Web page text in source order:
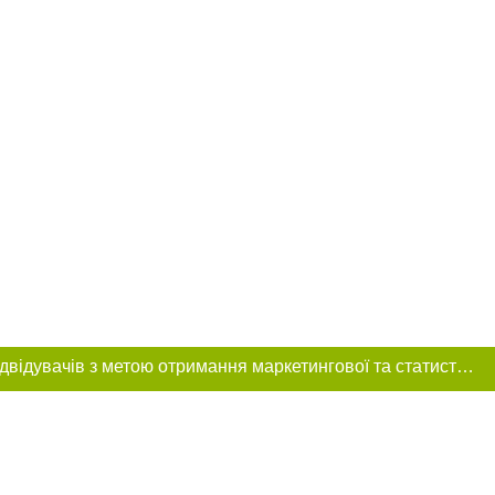
Цей сайт використовує «cookies». Також веб-сайт використовує інтернет-сервіс для збору технічних даних стосовно відвідувачів з метою отримання маркетингової та статистичної інформації. Умови обробки даних відвідувачів сайту див.